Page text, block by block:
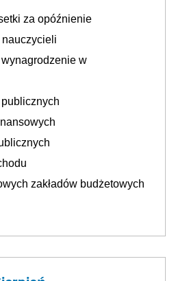
za opóźnienie
w
zakładów budżetowych